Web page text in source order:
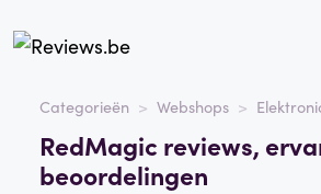
Categorieën Webshops
RedMagic reviews,
beoordelingen